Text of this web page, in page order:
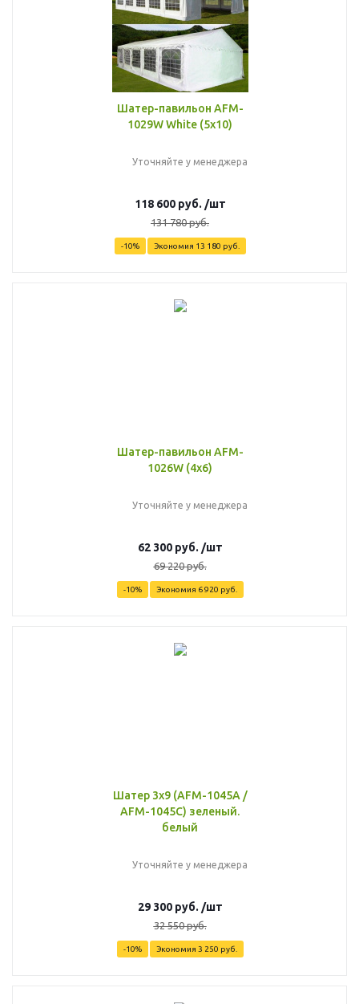
Шатер-павильон AFM-
1029W White (5х10)
Уточняйте у менеджера
118 600руб. /шт
131 780руб.
-10% Экономия 13 180 руб.
Шатер-павильон AFM-
1026W (4х6)
Уточняйте у менеджера
62 300руб. /шт
69 220руб.
-10% Экономия 6 920 руб.
Шатер 3х9 (AFM-1045A /
AFM-1045C) зеленый.
белый
Уточняйте у менеджера
29 300руб. /шт
32 550руб.
-10% Экономия 3 250 руб.